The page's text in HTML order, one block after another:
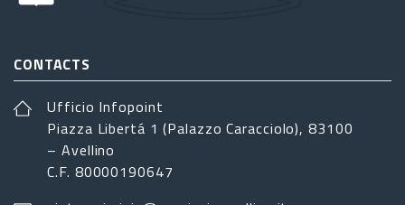
CONTACTS
Ufficio Infopoint
Piazza Libertá 1 (Palazzo Caracciolo), 83100
– Avellino
C.F. 80000190647